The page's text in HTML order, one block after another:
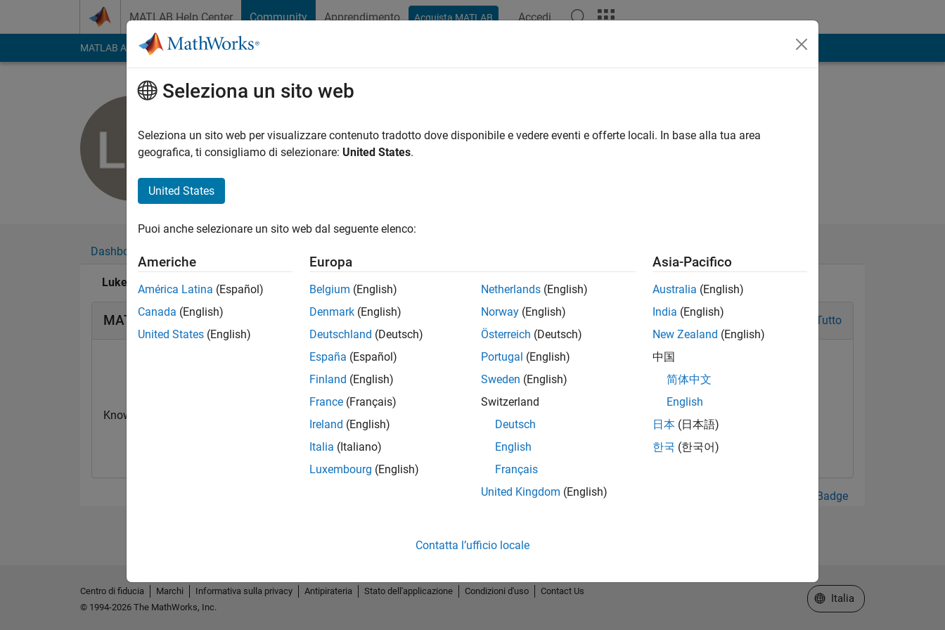
MATLAB Help Center Community Apprendimento Acquista MATLAB Accedi
MATLAB Answers File Exchange Cody
Last seen: quasi 5 anni fa|Attivo dal 2017
Followers:0Following:0
Dashboard
Luke M's Badge
MATLAB Answers Badge Tutto
Knowledgeable Level 1
Guarda tutto Badge
Seleziona un sito web
Seleziona un sito web per visualizzare contenuto tradotto dove disponibile e vedere eventi e offerte locali. In base alla tua area
geografica, ti consigliamo di selezionare: United States.
United States
Puoi anche selezionare un sito web dal seguente elenco:
Americhe
América Latina (Español)
Canada (English)
United States (English)
Europa
Belgium (English)
Denmark (English)
Deutschland (Deutsch)
España (Español)
Finland (English)
France (Français)
Ireland (English)
Italia (Italiano)
Luxembourg (English)
Netherlands (English)
Norway (English)
Österreich (Deutsch)
Portugal (English)
Sweden (English)
Switzerland
Deutsch
English
Français
United Kingdom (English)
Asia-Pacifico
Australia (English)
India (English)
New Zealand (English)
中国
简体中文
English
日本 (日本語)
한국 (한국어)
Contatta l’ufficio locale
Centro di fiducia Marchi Informativa sulla privacy Antipirateria Stato dell'applicazione Condizioni d'uso
Contact Us
© 1994-2026 The MathWorks, Inc.
Seleziona un sito web
Italia